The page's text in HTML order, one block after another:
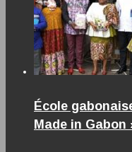
École
Made in Gabon